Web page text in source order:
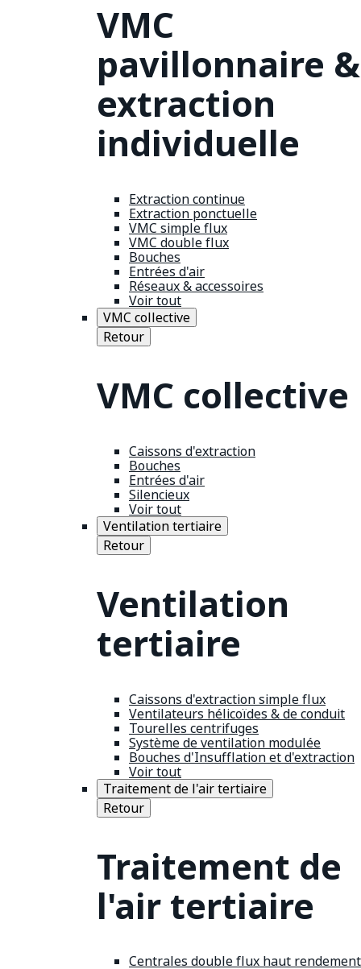
VMC
pavillonnaire &
extraction
individuelle
Extraction continue
Extraction ponctuelle
VMC simple flux
VMC double flux
Bouches
Entrées d'air
Réseaux & accessoires
Voir tout
VMC collective
Retour
VMC collective
Caissons d'extraction
Bouches
Entrées d'air
Silencieux
Voir tout
Ventilation tertiaire
Retour
Ventilation
tertiaire
Caissons d'extraction simple flux
Ventilateurs hélicoïdes & de conduit
Tourelles centrifuges
Système de ventilation modulée
Bouches d'Insufflation et d'extraction
Voir tout
Traitement de l'air tertiaire
Retour
Traitement de
l'air tertiaire
Centrales double flux haut rendement